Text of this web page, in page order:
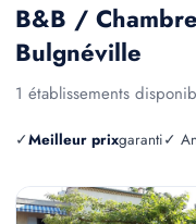
B&B /
Bulgnéville
1 établissements
✓Meilleur prixgaranti✓